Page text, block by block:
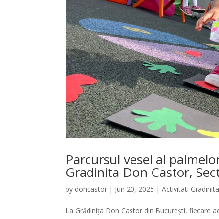
Parcursul vesel al
Gradinita Don Castor,
by doncastor | Jun 20, 2025 |Activitati Gradinita
La Grădinița Don Castor din București, fiecare